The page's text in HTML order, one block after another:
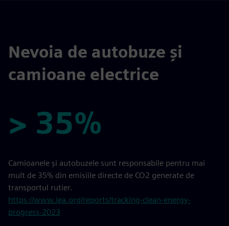
Nevoia de autobuze și
camioane electrice
> 35%
> 35%
Camioanele și autobuzele sunt responsabile pentru mai
mult de 35% din emisiile directe de CO2 generate de
transportul rutier.
https://www.iea.org/reports/tracking-clean-energy-
progress-2023